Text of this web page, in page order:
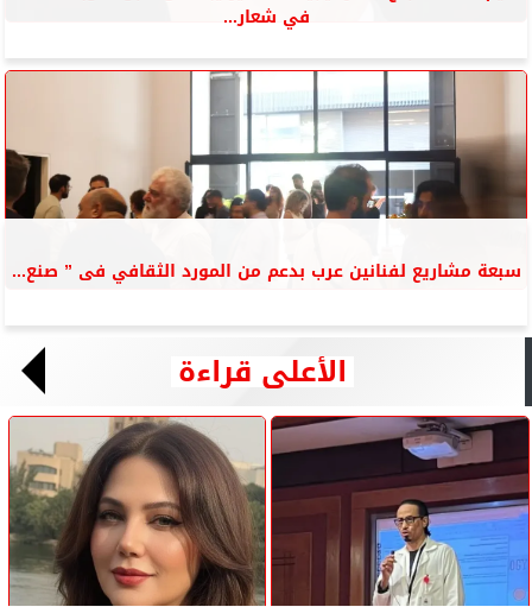
في شعار...
سبعة مشاريع لفنانين عرب بدعم من المورد الثقافي فى ” صنع...
الأعلى قراءة